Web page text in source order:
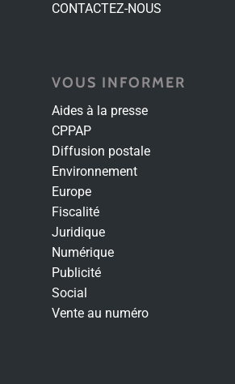
CONTACTEZ-NOUS
VOUS INFORMER
Aides à la presse
CPPAP
Diffusion postale
Environnement
Europe
Fiscalité
Juridique
Numérique
Publicité
Social
Vente au numéro